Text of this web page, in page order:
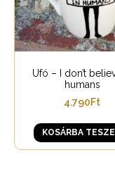
Ufó – I don’t
humans
4.790Ft
KOSÁRBA